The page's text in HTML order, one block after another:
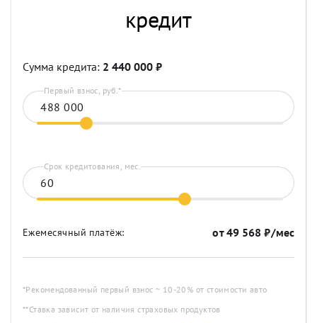
кредит
Сумма кредита: 2 440 000 ₽
Первый взнос, руб.*
Срок кредитования, мес.
Ежемесячный платёж: от49 568 ₽/мес
*Рекомендованный первый взнос ~ 10-20% от стоимости авто
**Ставка зависит от наличия страховых продуктов